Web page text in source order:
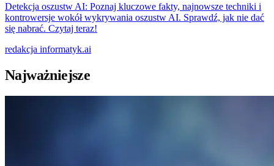
Detekcja oszustw AI: Poznaj kluczowe fakty, najnowsze techniki i
kontrowersje wokół wykrywania oszustw AI. Sprawdź, jak nie dać
się nabrać. Czytaj teraz!
redakcja informatyk.ai
Najważniejsze